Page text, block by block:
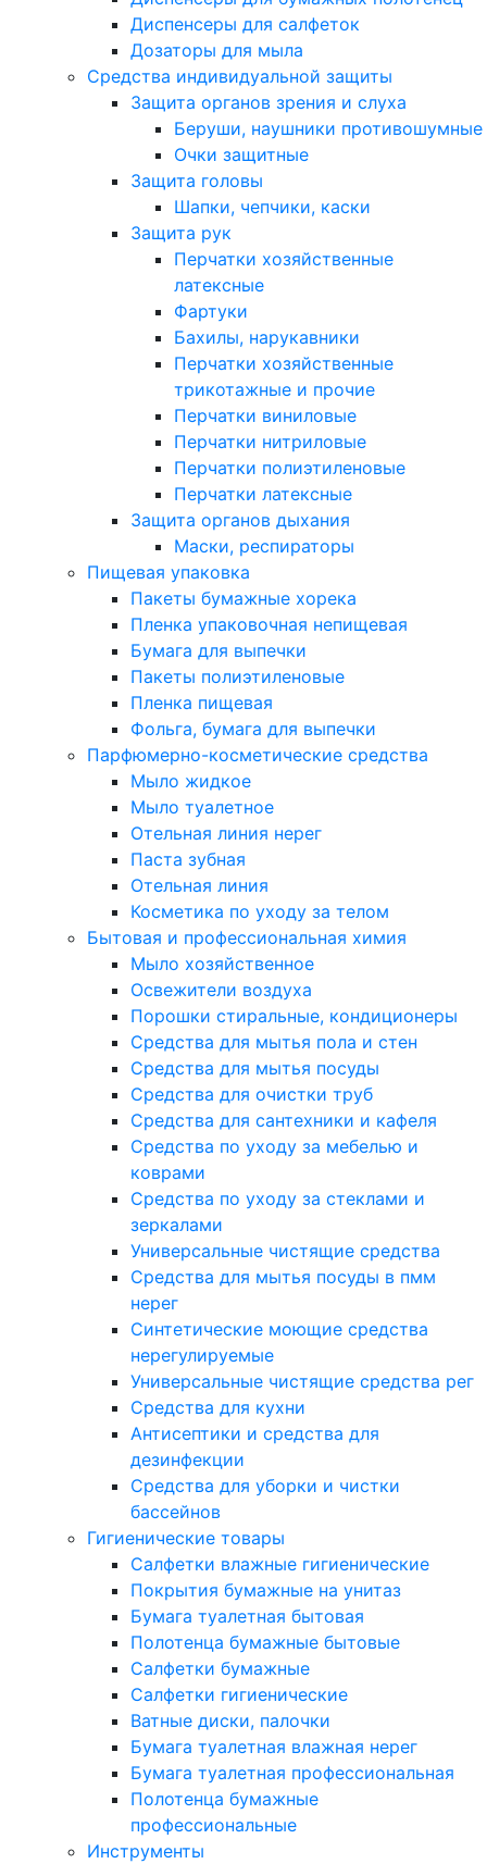
Диспенсеры для салфеток
Дозаторы для мыла
Средства индивидуальной защиты
Защита органов зрения и слуха
Беруши, наушники противошумные
Очки защитные
Защита головы
Шапки, чепчики, каски
Защита рук
Перчатки хозяйственные
латексные
Фартуки
Бахилы, нарукавники
Перчатки хозяйственные
трикотажные и прочие
Перчатки виниловые
Перчатки нитриловые
Перчатки полиэтиленовые
Перчатки латексные
Защита органов дыхания
Маски, респираторы
Пищевая упаковка
Пакеты бумажные хорека
Пленка упаковочная непищевая
Бумага для выпечки
Пакеты полиэтиленовые
Пленка пищевая
Фольга, бумага для выпечки
Парфюмерно-косметические средства
Мыло жидкое
Мыло туалетное
Отельная линия нерег
Паста зубная
Отельная линия
Косметика по уходу за телом
Бытовая и профессиональная химия
Мыло хозяйственное
Освежители воздуха
Порошки стиральные, кондиционеры
Средства для мытья пола и стен
Средства для мытья посуды
Средства для очистки труб
Средства для сантехники и кафеля
Средства по уходу за мебелью и
коврами
Средства по уходу за стеклами и
зеркалами
Универсальные чистящие средства
Средства для мытья посуды в пмм
нерег
Синтетические моющие средства
нерегулируемые
Универсальные чистящие средства рег
Средства для кухни
Антисептики и средства для
дезинфекции
Средства для уборки и чистки
бассейнов
Гигиенические товары
Салфетки влажные гигиенические
Покрытия бумажные на унитаз
Бумага туалетная бытовая
Полотенца бумажные бытовые
Салфетки бумажные
Салфетки гигиенические
Ватные диски, палочки
Бумага туалетная влажная нерег
Бумага туалетная профессиональная
Полотенца бумажные
профессиональные
Инструменты